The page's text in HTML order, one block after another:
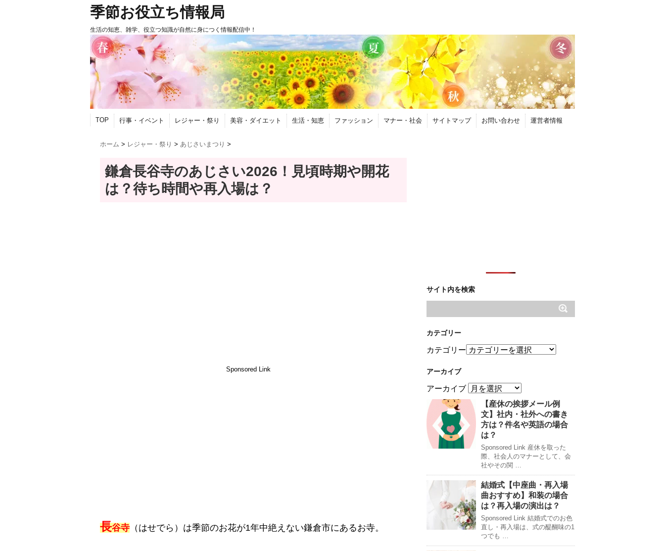
季節お役立ち情報局
生活の知恵、雑学、役立つ知識が自然に身につく情報配信中！
TOP 行事・イベント レジャー・祭り 美容・ダイエット 生活・知恵 ファッション マナー・社会 サイトマップ お問い合わせ 運営者情報
ホーム > レジャー・祭り > あじさいまつり >
鎌倉長谷寺のあじさい2026！見頃時期や開花
は？待ち時間や再入場は？
Sponsored Link
長谷寺 （はせでら）は季節のお花が1年中絶えない鎌倉市にあるお寺。
サイト内を検索
カテゴリー
カテゴリー
アーカイブ
アーカイブ
【産休の挨拶メール例
文】社内・社外への書き
方は？件名や英語の場合
は？
Sponsored Link 産休を取った
際、社会人のマナーとして、会
社やその関 …
結婚式【中座曲・再入場
曲おすすめ】和装の場合
は？再入場の演出は？
Sponsored Link 結婚式でのお色
直し・再入場は、式の醍醐味の1
つでも …